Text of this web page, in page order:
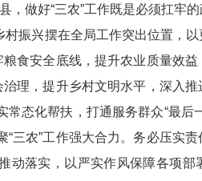
做好“三农”工作既是必须扛牢
振兴摆在全局工作突出位置，
食安全底线，提升农业质量效
理，提升乡村文明水平，深入
态化帮扶，打通服务群众“最后
三农”工作强大合力。务必压实
动落实，以严实作风保障各项